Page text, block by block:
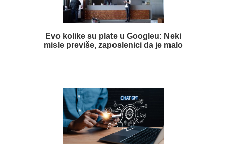
Evo kolike su plate u Googleu: Neki
misle previše, zaposlenici da je malo